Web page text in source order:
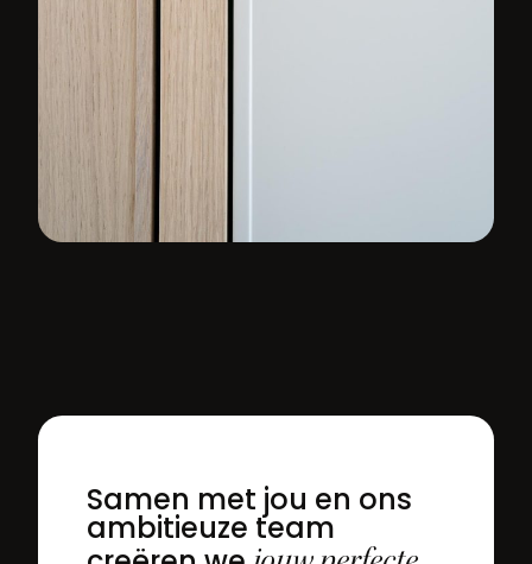
Samen met jou en ons
ambitieuze team